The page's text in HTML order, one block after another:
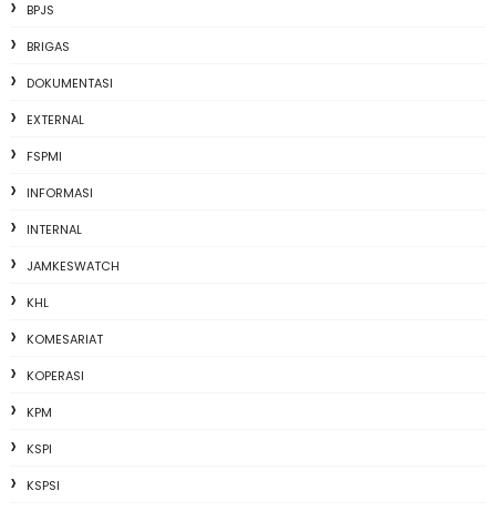
BPJS
BRIGAS
DOKUMENTASI
EXTERNAL
FSPMI
INFORMASI
INTERNAL
JAMKESWATCH
KHL
KOMESARIAT
KOPERASI
KPM
KSPI
KSPSI